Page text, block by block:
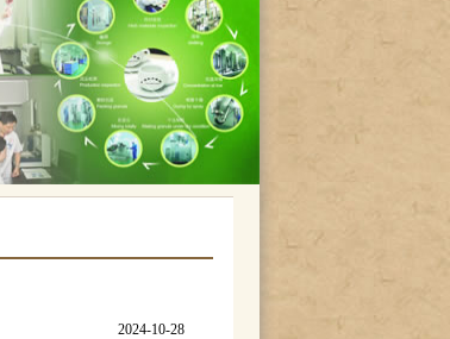
2024-10-28